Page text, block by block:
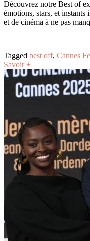
Découvrez notre Best of
émotions, stars, et instants
et de cinéma à ne pas
Tagged best off, Cannes
Savoir +